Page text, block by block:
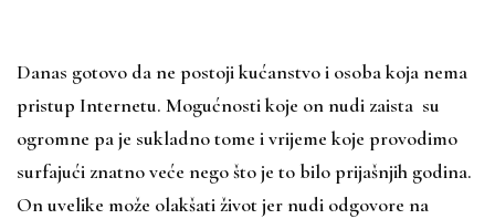
Danas gotovo da ne postoji kućanstvo i osoba koja nema
pristup Internetu. Mogućnosti koje on nudi zaista su
ogromne pa je sukladno tome i vrijeme koje provodimo
surfajući znatno veće nego što je to bilo prijašnjih godina.
On uvelike može olakšati život jer nudi odgovore na